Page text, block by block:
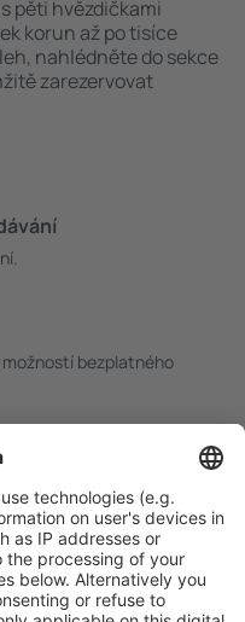
pěti hvězdičkami
korun až po tisíce
nahlédněte do sekce
zarezervovat
bezplatného
pro přihlášené
zařízení: hotelů,